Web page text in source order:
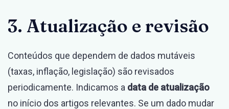
3. Atualização e revisão
Conteúdos que dependem de dados mutáveis
(taxas, inflação, legislação) são revisados
periodicamente. Indicamos a data de atualização
no início dos artigos relevantes. Se um dado mudar